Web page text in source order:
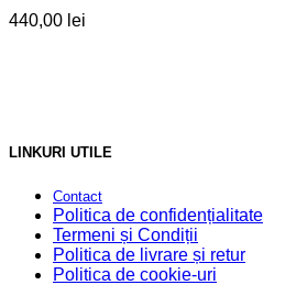
440,00 lei
LINKURI UTILE
Contact
Politica de confidențialitate
Termeni și Condiții
Politica de livrare și retur
Politica de cookie-uri